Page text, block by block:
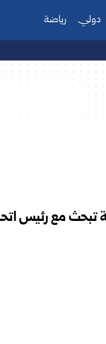
دولي رياضة
تبحث مع رئيس